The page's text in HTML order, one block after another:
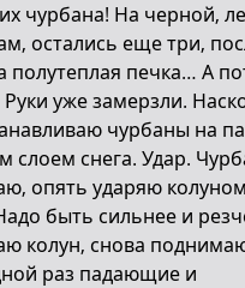
чурбана! На черной,
остались еще три,
полутеплая печка… А
уже замерзли.
чурбаны на
слоем снега. Удар.
опять ударяю
быть сильнее и
колун, снова
раз падающие и